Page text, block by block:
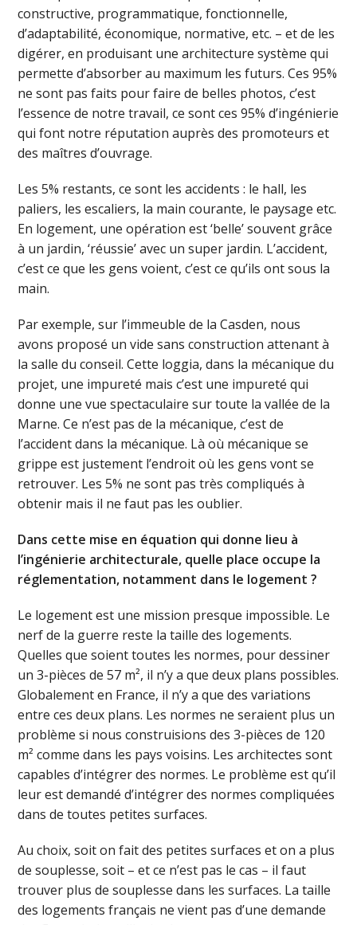
constructive, programmatique, fonctionnelle,
d’adaptabilité, économique, normative, etc. – et de les
digérer, en produisant une architecture système qui
permette d’absorber au maximum les futurs. Ces 95%
ne sont pas faits pour faire de belles photos, c’est
l’essence de notre travail, ce sont ces 95% d’ingénierie
qui font notre réputation auprès des promoteurs et
des maîtres d’ouvrage.
Les 5% restants, ce sont les accidents : le hall, les
paliers, les escaliers, la main courante, le paysage etc.
En logement, une opération est ‘belle’ souvent grâce
à un jardin, ‘réussie’ avec un super jardin. L’accident,
c’est ce que les gens voient, c’est ce qu’ils ont sous la
main.
Par exemple, sur l’immeuble de la Casden, nous
avons proposé un vide sans construction attenant à
la salle du conseil. Cette loggia, dans la mécanique du
projet, une impureté mais c’est une impureté qui
donne une vue spectaculaire sur toute la vallée de la
Marne. Ce n’est pas de la mécanique, c’est de
l’accident dans la mécanique. Là où mécanique se
grippe est justement l’endroit où les gens vont se
retrouver. Les 5% ne sont pas très compliqués à
obtenir mais il ne faut pas les oublier.
Dans cette mise en équation qui donne lieu à
l’ingénierie architecturale, quelle place occupe la
réglementation, notamment dans le logement ?
Le logement est une mission presque impossible. Le
nerf de la guerre reste la taille des logements.
Quelles que soient toutes les normes, pour dessiner
un 3-pièces de 57 m², il n’y a que deux plans possibles.
Globalement en France, il n’y a que des variations
entre ces deux plans. Les normes ne seraient plus un
problème si nous construisions des 3-pièces de 120
m² comme dans les pays voisins. Les architectes sont
capables d’intégrer des normes. Le problème est qu’il
leur est demandé d’intégrer des normes compliquées
dans de toutes petites surfaces.
Au choix, soit on fait des petites surfaces et on a plus
de souplesse, soit – et ce n’est pas le cas – il faut
trouver plus de souplesse dans les surfaces. La taille
des logements français ne vient pas d’une demande